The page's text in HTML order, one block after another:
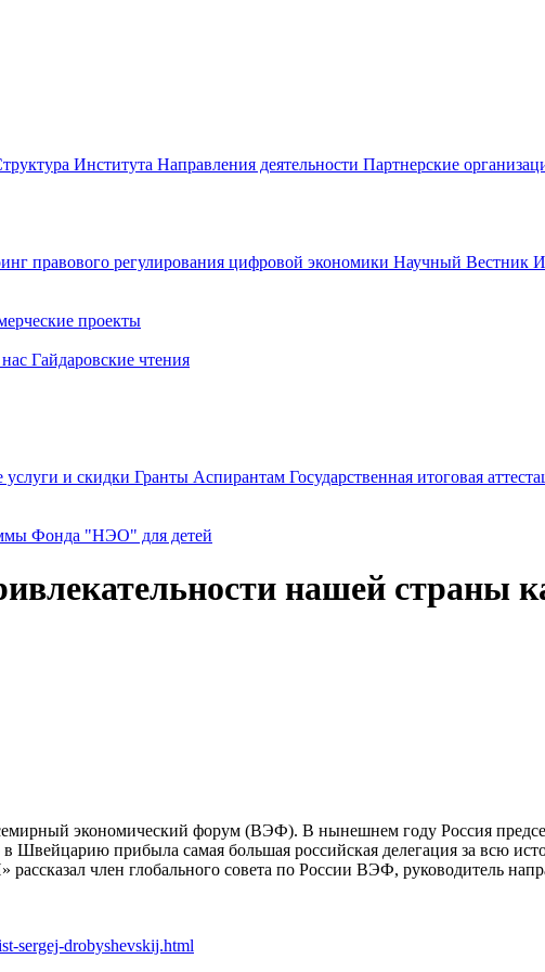
Института Направления деятельности Партнерские
правового регулирования цифровой экономики Научный Вестник
проекты
Гайдаровские чтения
услуги и скидки Гранты Аспирантам Государственная итоговая
Фонда "НЭО" для детей
нашей страны
экономический форум (ВЭФ). В нынешнем году Россия
прибыла самая большая российская делегация за всю
член глобального совета по России ВЭФ, руководитель
sergej-drobyshevskij.html